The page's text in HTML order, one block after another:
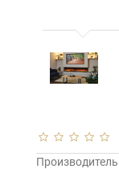
Производитель